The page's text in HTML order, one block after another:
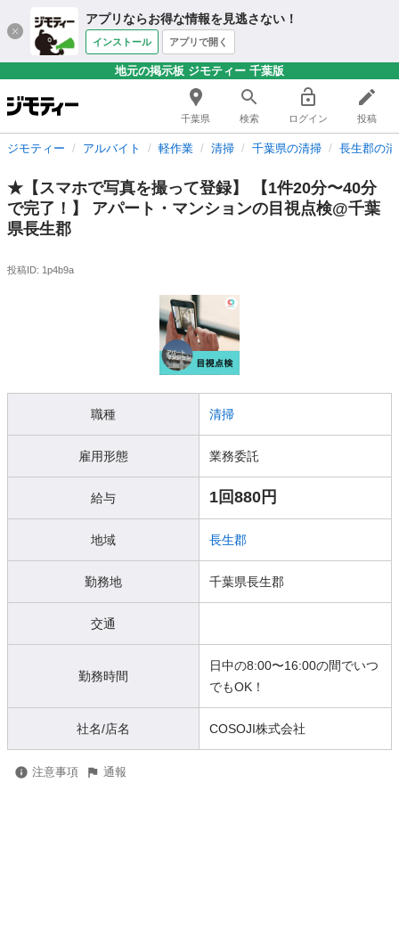
アプリならお得な情報を見逃さない！
インストール アプリで開く
地元の掲示板 ジモティー 千葉版
千葉県 検索 ログイン 投稿
ジモティー アルバイト 軽作業 清掃 千葉県の清掃 長生郡の
★【スマホで写真を撮って登録】 【1件20分〜40分
で完了！】 アパート・マンションの目視点検@千葉
県長生郡
投稿ID: 1p4b9a
職種 清掃
雇用形態 業務委託
給与 1回880円
地域 長生郡
勤務地 千葉県長生郡
交通
勤務時間
日中の8:00〜16:00の間でいつ
でもOK！
社名/店名 COSOJI株式会社
注意事項 通報